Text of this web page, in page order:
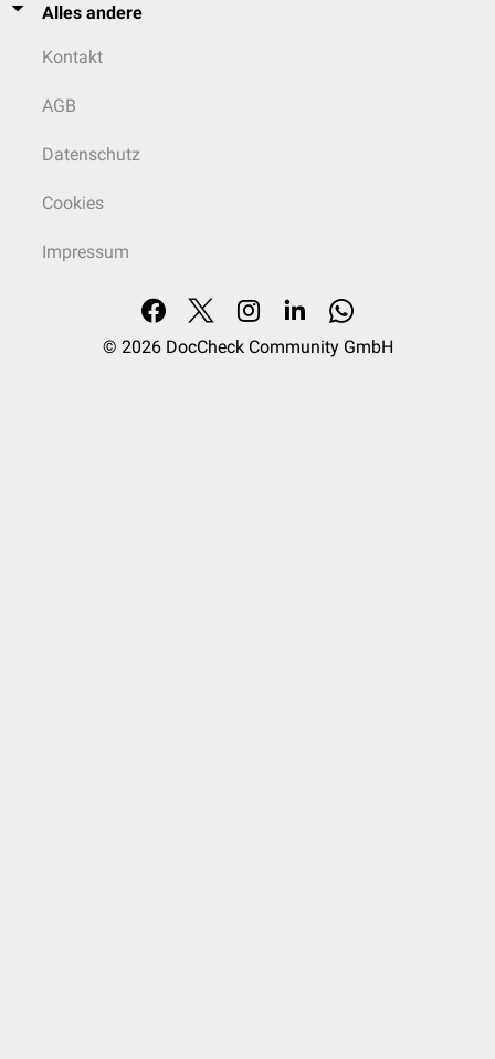
Alles andere
Kontakt
AGB
Datenschutz
Cookies
Impressum
© 2026 DocCheck Community GmbH